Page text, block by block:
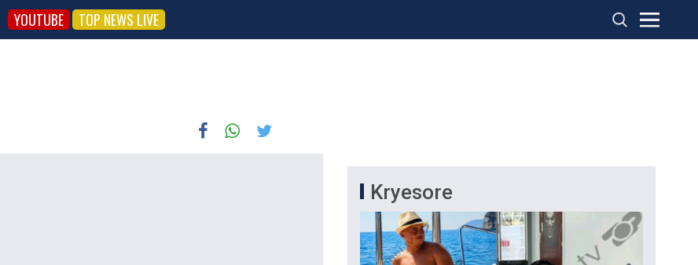
YOUTUBE TOP NEWS LIVE
Kryesore